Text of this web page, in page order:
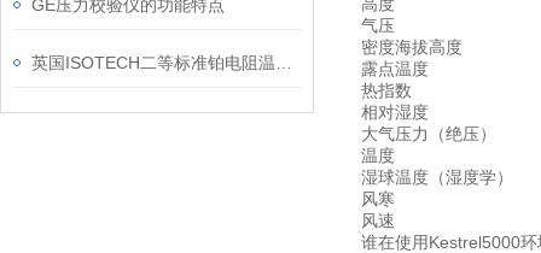
气压
密度海拔高度
露点温度
热指数
相对湿度
大气压力（绝压）
温度
湿球温度（湿度学）
风寒
风速
谁在使用Kestrel5000环
GE压力校验仪的功能特点